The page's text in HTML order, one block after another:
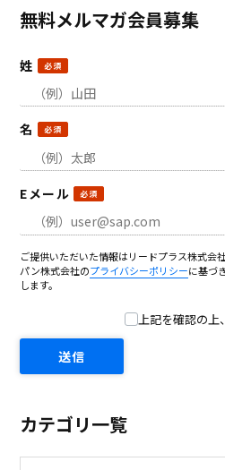
無料メルマガ会員募集
姓
名
Eメール
ご提供いただいた情報はリードプラス株式会
パン株式会社のプライバシーポリシーに基づ
します。
上記を確認の上
カテゴリ一覧